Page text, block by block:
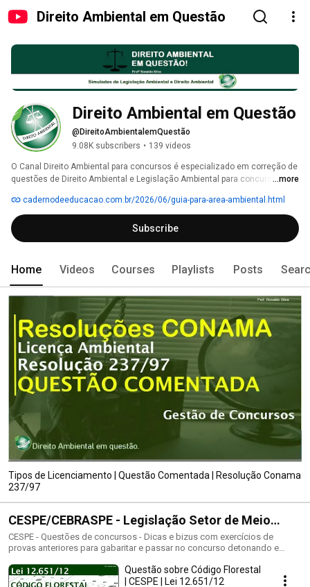
Direito Ambiental em Questão
Direito Ambiental em Questão
@DireitoAmbientalemQuestão
9.08K subscribers • 139 videos
O Canal Direito Ambiental para concursos é especializado em correção de
questões de Direito Ambiental e Legislação Ambiental para concursos
bancas examinadoras de concursos públicos.
...more
cadernodeeducacao.com.br/2026/06/guia-para-area-ambiental.html
Subscribe
Home Videos Courses Playlists Posts
Tipos de Licenciamento | Questão Comentada | Resolução Conama
237/97
CESPE/CEBRASPE - Legislação Setor de Meio
Ambiente e Noções de Direito Ambiental
CESPE - Questões de concursos - Dicas e bizus com exercícios de
provas anteriores para gabaritar e passar no concurso detonando e
questões de LEGISLAÇÃO AMBIENTAL para concurso. Questões
comentadas e Questões Corrigidas e resolvidas. Legislação do Setor do
Questão sobre Código Florestal
| CESPE | Lei 12.651/12